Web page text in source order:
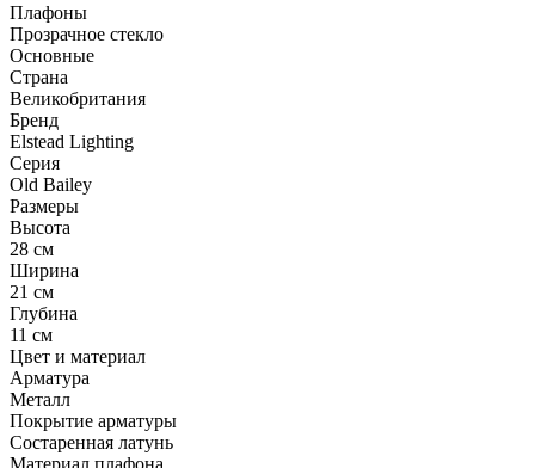
Плафоны
Прозрачное стекло
Основные
Страна
Великобритания
Бренд
Elstead Lighting
Серия
Old Bailey
Размеры
Высота
28 см
Ширина
21 см
Глубина
11 см
Цвет и материал
Арматура
Металл
Покрытие арматуры
Состаренная латунь
Материал плафона